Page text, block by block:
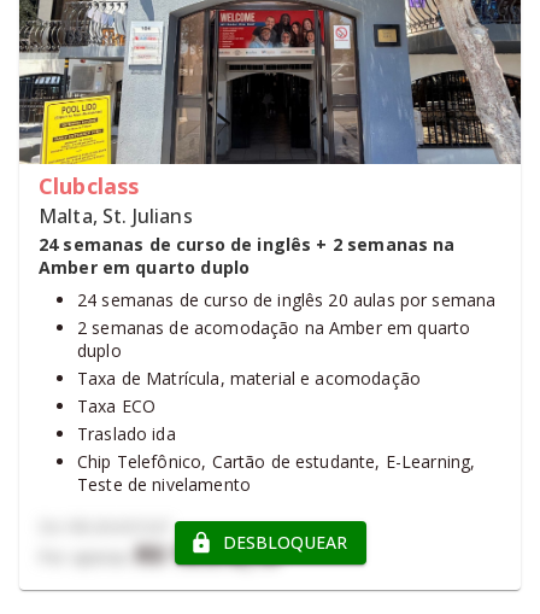
Clubclass
Malta, St. Julians
24 semanas de curso de inglês + 2 semanas na
Amber em quarto duplo
24 semanas de curso de inglês 20 aulas por semana
2 semanas de acomodação na Amber em quarto
duplo
Taxa de Matrícula, material e acomodação
Taxa ECO
Traslado ida
Chip Telefônico, Cartão de estudante, E-Learning,
Teste de nivelamento
Conclusão Oxford e Prática online Oxford - E-
learningR$ 19.576,19DESBLOQUEAR